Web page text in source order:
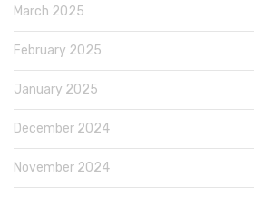
March 2025
February 2025
January 2025
December 2024
November 2024